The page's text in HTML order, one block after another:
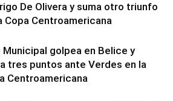
De Olivera y suma otro triunfo
Copa Centroamericana
Municipal golpea en Belice y
tres puntos ante Verdes en la
Centroamericana